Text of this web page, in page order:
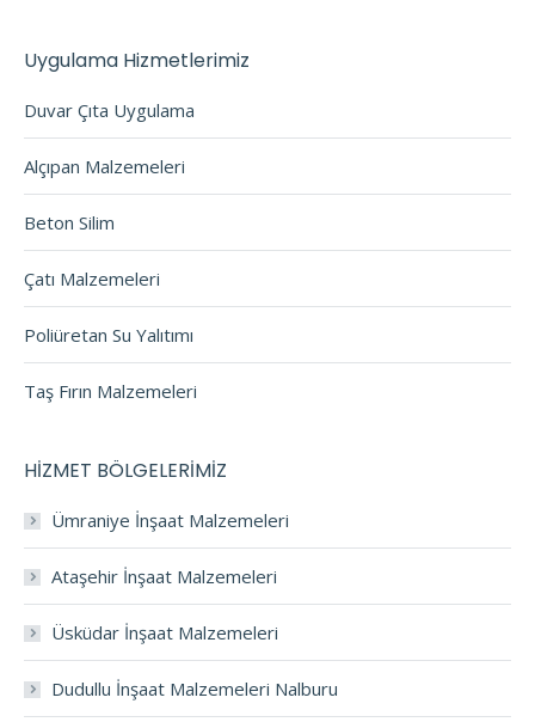
Uygulama Hizmetlerimiz
Duvar Çıta Uygulama
Alçıpan Malzemeleri
Beton Silim
Çatı Malzemeleri
Poliüretan Su Yalıtımı
Taş Fırın Malzemeleri
HİZMET BÖLGELERİMİZ
Ümraniye İnşaat Malzemeleri
Ataşehir İnşaat Malzemeleri
Üsküdar İnşaat Malzemeleri
Dudullu İnşaat Malzemeleri Nalburu